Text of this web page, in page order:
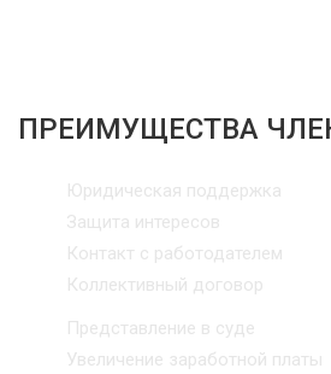
ПРЕИМУЩЕСТВА
Юридическая поддержка
Защита интересов
Контакт с работодателем
Коллективный договор
Представление в суде
Увеличение заработной платы